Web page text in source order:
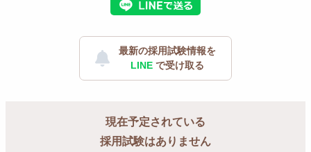
最新の採用試験情報を
LINE で受け取る
現在予定されている
採用試験はありません